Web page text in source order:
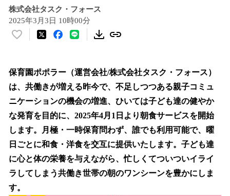
株式会社タスク・フォース
2025年3月3日 10時00分
い
！
を
読
み
込
み
中
で
す
保育園ポポラー（運営会社/株式会社タスク・フォース）
は、共働きが増える昨今で、不足しつつある親子コミュ
ニケーションの機会の増進、ひいては子ども達の健やか
な発育を目的に、2025年4月1日より朝食サービスを開始
します。月極・一時保育問わず、誰でも利用可能で、曜
日ごとに和食・洋食を交互に提供いたします。子ども達
に心と体の栄養を与えながら、忙しくてついついイライ
ラしてしまう共働き世帯の朝のワンシーンを豊かにしま
す。